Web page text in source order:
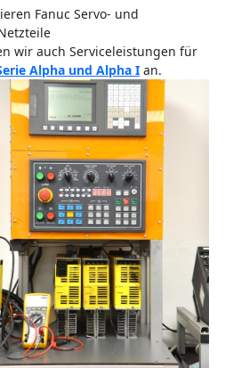
Fanuc Servo- und
wir auch Serviceleistungen für
Alpha und Alpha I an.